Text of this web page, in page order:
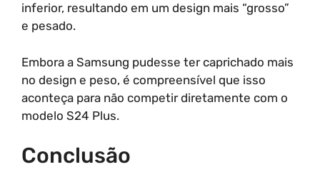
inferior, resultando em um design mais “grosso”
e pesado.
Embora a Samsung pudesse ter caprichado mais
no design e peso, é compreensível que isso
aconteça para não competir diretamente com o
modelo S24 Plus.
Conclusão